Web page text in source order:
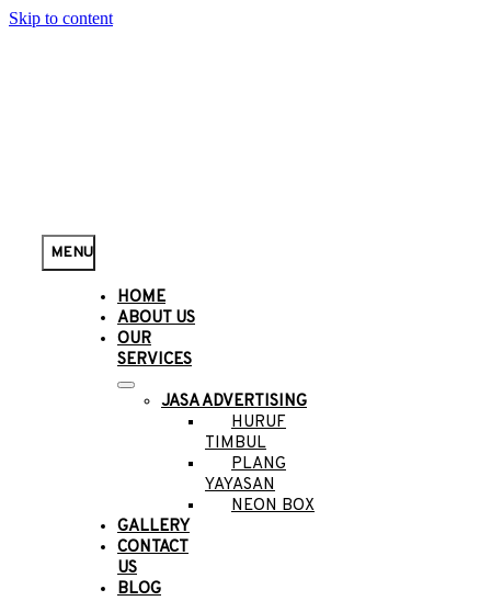
Skip to content
MENU
HOME
ABOUT US
OUR
SERVICES
JASA ADVERTISING
HURUF
TIMBUL
PLANG
YAYASAN
NEON BOX
GALLERY
CONTACT
US
BLOG